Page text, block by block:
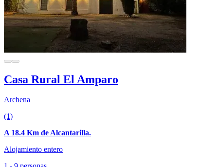
Casa Rural El Amparo
Archena
(1)
A 18.4 Km de Alcantarilla.
Alojamiento entero